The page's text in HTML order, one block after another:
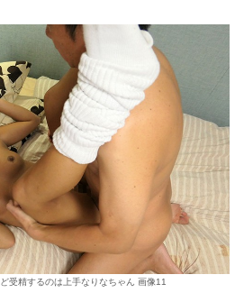
受精するのは上手なりなちゃん 画像11